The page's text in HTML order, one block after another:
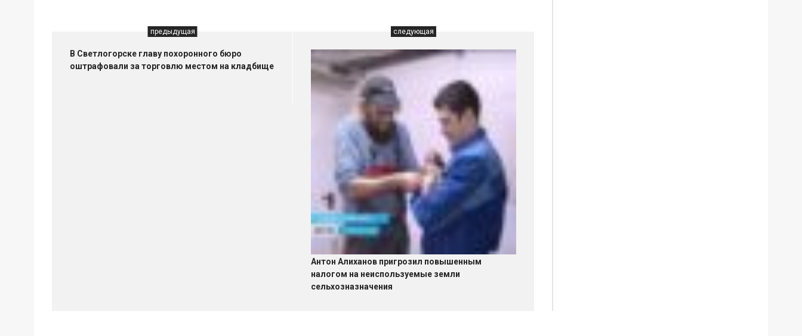
предыдущая
В Светлогорске главу похоронного бюро
оштрафовали за торговлю местом на кладбище
следующая
Антон Алиханов пригрозил повышенным
налогом на неиспользуемые земли
сельхозназначения